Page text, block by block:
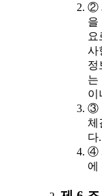
②
을
요
사
정
는
이
③
체
다.
④
에